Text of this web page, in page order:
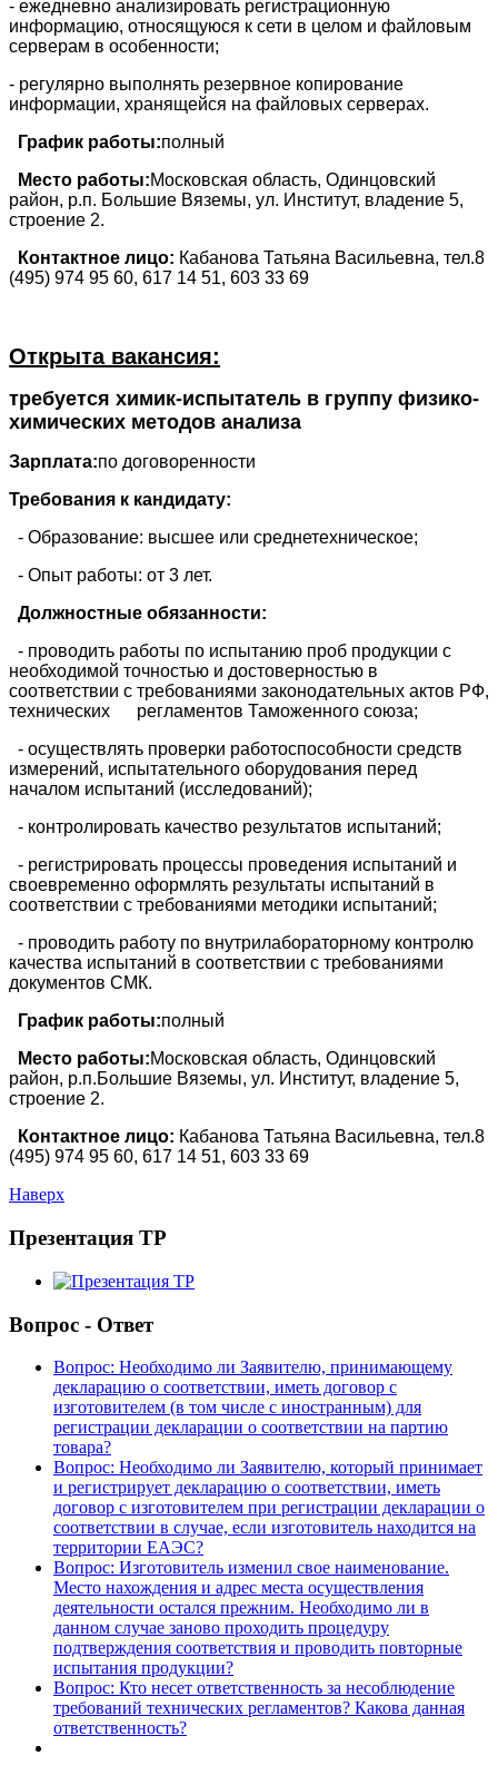
- ежедневно анализировать регистрационную
информацию, относящуюся к сети в целом и файловым
серверам в особенности;
- регулярно выполнять резервное копирование
информации, хранящейся на файловых серверах.
График работы:полный
Место работы:Московская область, Одинцовский
район, р.п. Большие Вяземы, ул. Институт, владение 5,
строение 2.
Контактное лицо: Кабанова Татьяна Васильевна, тел.8
(495) 974 95 60, 617 14 51, 603 33 69
Открыта вакансия:
требуется химик-испытатель в группу физико-
химических методов анализа
Зарплата:по договоренности
Требования к кандидату:
- Образование: высшее или среднетехническое;
- Опыт работы: от 3 лет.
Должностные обязанности:
- проводить работы по испытанию проб продукции с
необходимой точностью и достоверностью в
соответствии с требованиями законодательных актов РФ,
технических регламентов Таможенного союза;
- осуществлять проверки работоспособности средств
измерений, испытательного оборудования перед
началом испытаний (исследований);
- контролировать качество результатов испытаний;
- регистрировать процессы проведения испытаний и
своевременно оформлять результаты испытаний в
соответствии с требованиями методики испытаний;
- проводить работу по внутрилабораторному контролю
качества испытаний в соответствии с требованиями
документов СМК.
График работы:полный
Место работы:Московская область, Одинцовский
район, р.п.Большие Вяземы, ул. Институт, владение 5,
строение 2.
Контактное лицо: Кабанова Татьяна Васильевна, тел.8
(495) 974 95 60, 617 14 51, 603 33 69
Наверх
Презентация ТР
Вопрос - Ответ
Вопрос: Необходимо ли Заявителю, принимающему
декларацию о соответствии, иметь договор с
изготовителем (в том числе с иностранным) для
регистрации декларации о соответствии на партию
товара?
Вопрос: Необходимо ли Заявителю, который принимает
и регистрирует декларацию о соответствии, иметь
договор с изготовителем при регистрации декларации о
соответствии в случае, если изготовитель находится на
территории ЕАЭС?
Вопрос: Изготовитель изменил свое наименование.
Место нахождения и адрес места осуществления
деятельности остался прежним. Необходимо ли в
данном случае заново проходить процедуру
подтверждения соответствия и проводить повторные
испытания продукции?
Вопрос: Кто несет ответственность за несоблюдение
требований технических регламентов? Какова данная
ответственность?